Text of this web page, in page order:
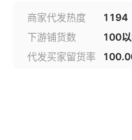
奥特超人
商家代发热度 1194
下游铺货数
100
代发买家留货率